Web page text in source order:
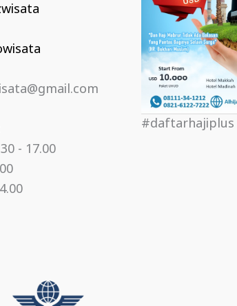
- 17.00
#daftarhajiplus